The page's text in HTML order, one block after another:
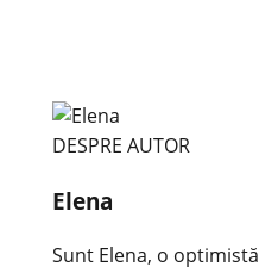
DESPRE AUTOR
Elena
Sunt Elena, o